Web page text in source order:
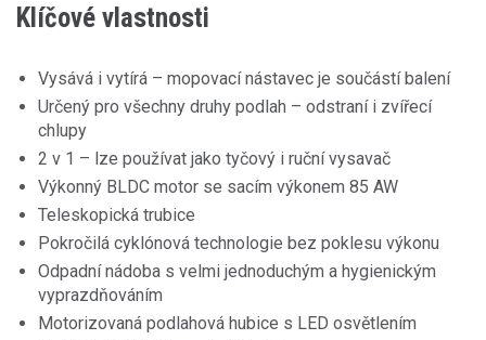
Klíčové vlastnosti
Vysává i vytírá – mopovací nástavec je součástí balení
Určený pro všechny druhy podlah – odstraní i zvířecí
chlupy
2 v 1 – lze používat jako tyčový i ruční vysavač
Výkonný BLDC motor se sacím výkonem 85 AW
Teleskopická trubice
Pokročilá cyklónová technologie bez poklesu výkonu
Odpadní nádoba s velmi jednoduchým a hygienickým
vyprazdňováním
Motorizovaná podlahová hubice s LED osvětlením